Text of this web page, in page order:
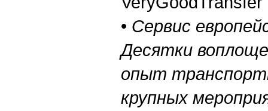
• Сервис
Десятки
опыт
крупных